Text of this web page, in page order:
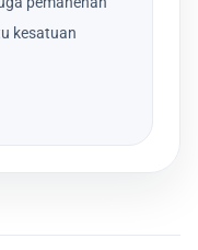
kesatuan